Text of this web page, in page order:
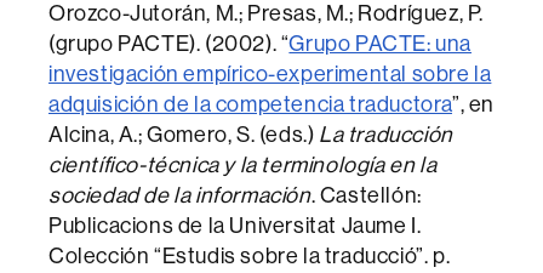
Orozco-Jutorán, M.; Presas, M.; Rodríguez, P.
(grupo PACTE). (2002). “Grupo PACTE: una
investigación empírico-experimental sobre la
adquisición de la competencia traductora”, en
Alcina, A.; Gomero, S. (eds.) La traducción
científico-técnica y la terminología en la
sociedad de la información. Castellón:
Publicacions de la Universitat Jaume I.
Colección “Estudis sobre la traducció”. p.